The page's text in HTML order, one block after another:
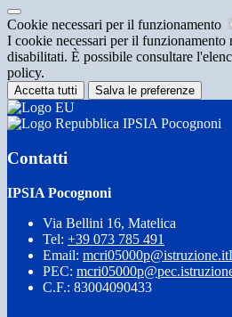
Cookie necessari per il funzionamento
I cookie necessari per il funzionamento
disabilitati. È possibile consultare
policy.
Accetta tutti Salva le preferenze
IPSIA Pocognoni
Contatti
IPSIA Pocognoni
Via Bellini 16, Matelica
Tel: +39 073 785 491
Email: mcri05000p@istruzione.it
PEC:
C.F.: 83004090433